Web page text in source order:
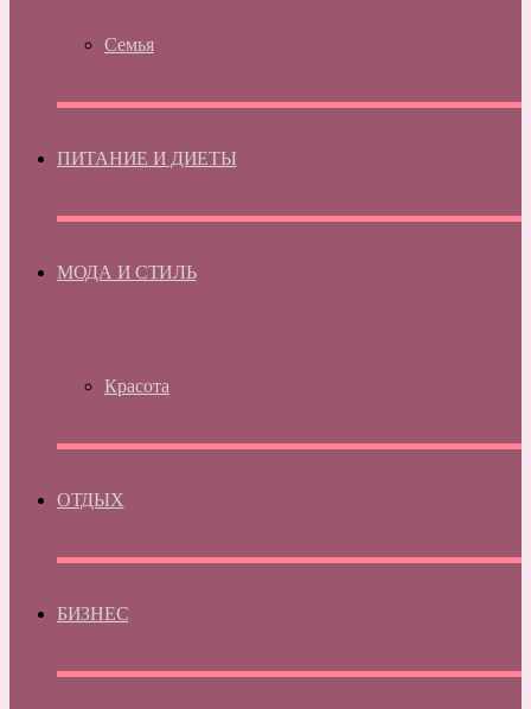
Семья
ПИТАНИЕ И ДИЕТЫ
МОДА И СТИЛЬ
Красота
ОТДЫХ
БИЗНЕС